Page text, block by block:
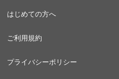
はじめての方へ
ご利用規約
プライバシーポリシー